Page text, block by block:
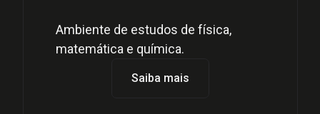
Ambiente de estudos de física,
matemática e química.
Saiba mais